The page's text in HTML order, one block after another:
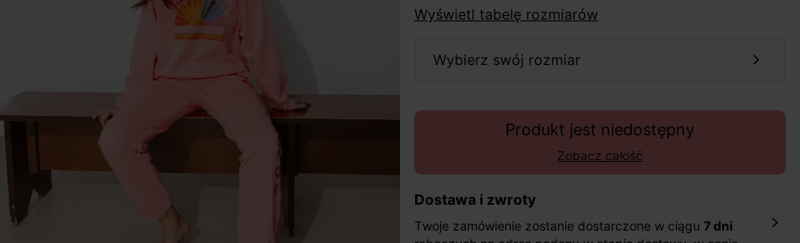
Wyświetl tabelę rozmiarów
wybierz swój rozmiar
Produkt jest niedostępny
Zobacz całość
Dostawa i zwroty
Twoje zamówienie zostanie dostarczone w ciągu 7 dni